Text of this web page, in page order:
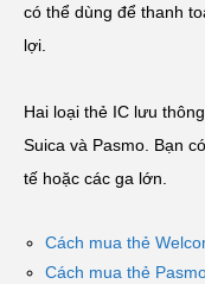
có thể dùng để thanh
lợi.
Hai loại thẻ IC lưu
Suica và Pasmo. Bạn
tế hoặc các ga lớn.
Cách mua thẻ
Cách mua thẻ